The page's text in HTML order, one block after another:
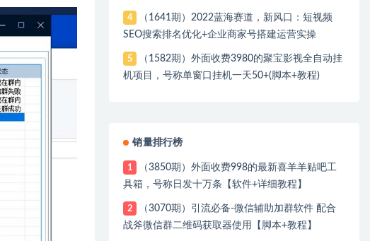
4
（1641期）2022蓝海赛道，新风口：短视频
SEO搜索排名优化+企业商家号搭建运营实操
5
（1582期）外面收费3980的聚宝影视全自动挂
机项目，号称单窗口挂机一天50+(脚本+教程)
销量排行榜
1
（3850期）外面收费998的最新喜羊羊贴吧工
具箱，号称日发十万条【软件+详细教程】
2
（3070期）引流必备-微信辅助加群软件 配合
战斧微信群二维码获取器使用【脚本+教程】